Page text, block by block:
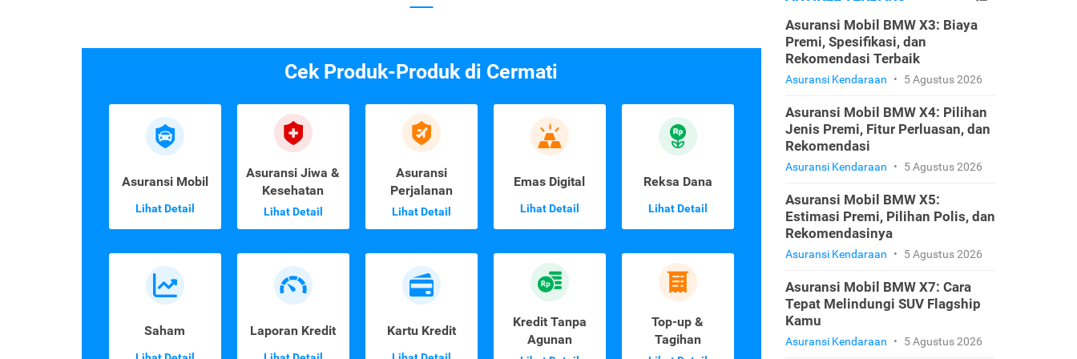
Cek Produk-Produk di Cermati
Asuransi Mobil
Lihat Detail
Asuransi Jiwa &
Kesehatan
Lihat Detail
Asuransi
Perjalanan
Lihat Detail
Emas Digital
Lihat Detail
Reksa Dana
Lihat Detail
Saham Laporan Kredit Kartu Kredit
Kredit Tanpa
Agunan
Top-up &
Tagihan
Asuransi Mobil BMW X3: Biaya
Premi, Spesifikasi, dan
Rekomendasi Terbaik
Asuransi Kendaraan • 5 Agustus 2026
Asuransi Mobil BMW X4: Pilihan
Jenis Premi, Fitur Perluasan, dan
Rekomendasi
Asuransi Kendaraan • 5 Agustus 2026
Asuransi Mobil BMW X5:
Estimasi Premi, Pilihan Polis, dan
Rekomendasinya
Asuransi Kendaraan • 5 Agustus 2026
Asuransi Mobil BMW X7: Cara
Tepat Melindungi SUV Flagship
Kamu
Asuransi Kendaraan • 5 Agustus 2026